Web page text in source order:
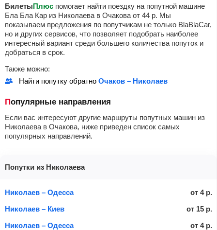
БилетыПлюс помогает найти поездку на попутной машине
Бла Бла Кар из Николаева в Очакова от 44 р. Мы
показываем предложения по попутчикам не только BlaBlaCar,
но и других сервисов, что позволяет подобрать наиболее
интересный вариант среди большего количества попуток и
добраться в срок.
Также можно:
Найти попутку обратно Очаков – Николаев
Популярные направления
Если вас интересуют другие маршруты попутных машин из
Николаева в Очакова, ниже приведен список самых
популярных направлений.
Попутки из Николаева
Николаев – Одесса от 4 р.
Николаев – Киев
от 15 р.
Николаев – Одесса
от 4 р.